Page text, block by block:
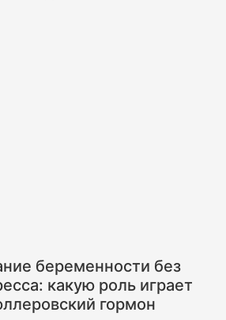
беременности без
какую роль играет
гормон